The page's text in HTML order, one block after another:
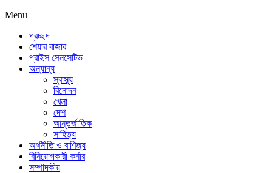
Menu
প্রচ্ছদ
শেয়ার বাজার
প্রাইস সেনসেটিভ
অন্যান্য
স্বাস্থ্য
বিনোদন
খেলা
দেশ
আন্তর্জাতিক
সাহিত্য
অর্থনীতি ও বাণিজ্য
বিনিয়োগকারী কর্নার
সম্পাদকীয়